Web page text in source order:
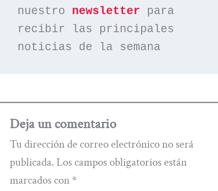
nuestro newsletter para
recibir las principales
noticias de la semana
Deja un comentario
Tu dirección de correo electrónico no será
publicada. Los campos obligatorios están
marcados con *